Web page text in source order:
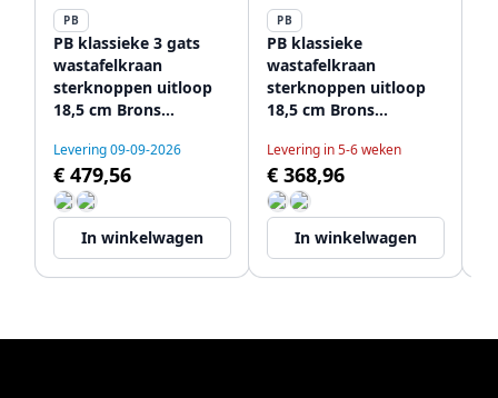
PB
PB klassieke 3 gats
wastafelkraan
sterknoppen uitloop
18,5 cm Brons
Levering 09-09-2026
€ 479,56
In winkelwagen
PB
PB klassieke
wastafelkraan
sterknoppen uitloop
18,5 cm Brons
Levering in 5-6 weken
€ 368,96
In winkelwagen